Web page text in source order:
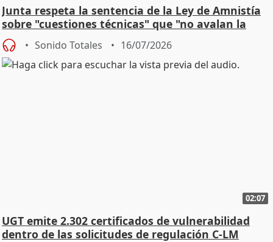
Junta respeta la sentencia de la Ley de Amnistía
sobre "cuestiones técnicas" que "no avalan la
const
Sonido Totales 16/07/2026
02:07
UGT emite 2.302 certificados de vulnerabilidad
dentro de las solicitudes de regulación C-LM